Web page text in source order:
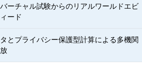
ーチャル試験からのリアルワールドエビ
ード
とプライバシー保護型計算による多機関